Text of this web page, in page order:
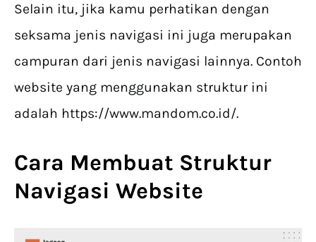
Selain itu, jika kamu perhatikan dengan
seksama jenis navigasi ini juga merupakan
campuran dari jenis navigasi lainnya. Contoh
website yang menggunakan struktur ini
adalah https://www.mandom.co.id/.
Cara Membuat Struktur
Navigasi Website